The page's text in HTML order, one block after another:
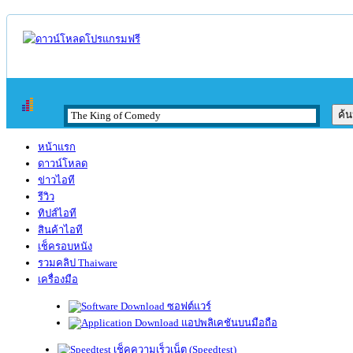
หน้าแรก
ดาวน์โหลด
ข่าวไอที
รีวิว
ทิปส์ไอที
สินค้าไอที
เช็ครอบหนัง
รวมคลิป Thaiware
เครื่องมือ
ซอฟต์แวร์
แอปพลิเคชันบนมือถือ
เช็คความเร็วเน็ต (Speedtest)